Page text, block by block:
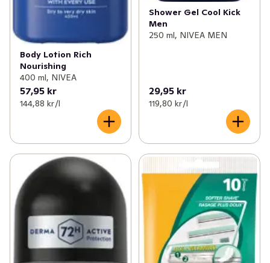
Body Lotion Rich
Nourishing
400 ml, NIVEA
57,95 kr
144,88 kr /l
Shower Gel Cool Kick
Men
250 ml, NIVEA MEN
29,95 kr
119,80 kr /l